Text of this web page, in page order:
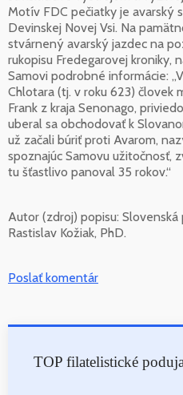
Motív FDC pečiatky je avarský
Devinskej Novej Vsi. Na
stvárnený avarský jazdec na
rukopisu Fredegarovej kroniky,
Samovi podrobné informácie:
Chlotara (tj. v roku 623) človek
Frank z kraja Senonago,
uberal sa obchodovať k
už začali búriť proti Avarom,
spoznajúc Samovu užitočnosť,
tu šťastlivo panoval 35 rokov.“
Autor (zdroj) popisu: Slovenská
Rastislav Kožiak, PhD.
Poslať komentár
TOP filatelistické